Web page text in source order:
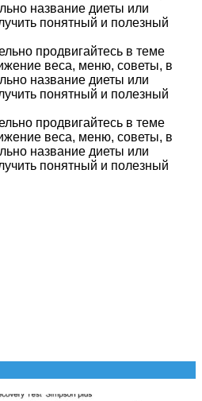
название диеты или
понятный и полезный
продвигайтесь в теме
веса, меню, советы, в
название диеты или
понятный и полезный
продвигайтесь в теме
веса, меню, советы, в
название диеты или
понятный и полезный